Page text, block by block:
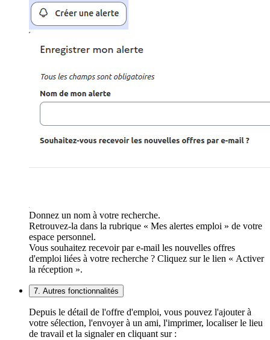
Donnez un nom à votre recherche.
Retrouvez-la dans la rubrique « Mes alertes emploi » de votre
espace personnel.
Vous souhaitez recevoir par e-mail les nouvelles offres
d'emploi liées à votre recherche ? Cliquez sur le lien « Activer
la réception ».
7. Autres fonctionnalités
Depuis le détail de l'offre d'emploi, vous pouvez l'ajouter à
votre sélection, l'envoyer à un ami, l'imprimer, localiser le lieu
de travail et la signaler en cliquant sur :